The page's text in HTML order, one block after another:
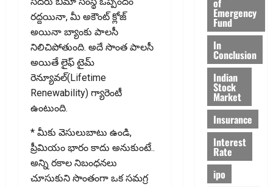
రద్దయినా, మీ అకౌంట్ క్లోజ్
అయినా బ్యాంకు పాలసీ
నిలిచిపోతుంది. అదే సొంత పాలసీ
అయితే లైఫ్ టైమ్
రెన్యూవల్(Lifetime
Renewability) గ్యారెంటీ
ఉంటుంది.
* మీకు వెసులుబాటు ఉండి,
ప్రీమియం భారం కాదు అనుకుంటే..
అన్ని రకాల నిబంధనలు
చూసుకుని సొంతంగా ఒక సమగ్ర
Emergency
Fund
In
Conclusion
Indian
Stock
Market
Insurance
Interest
Rate
ipo